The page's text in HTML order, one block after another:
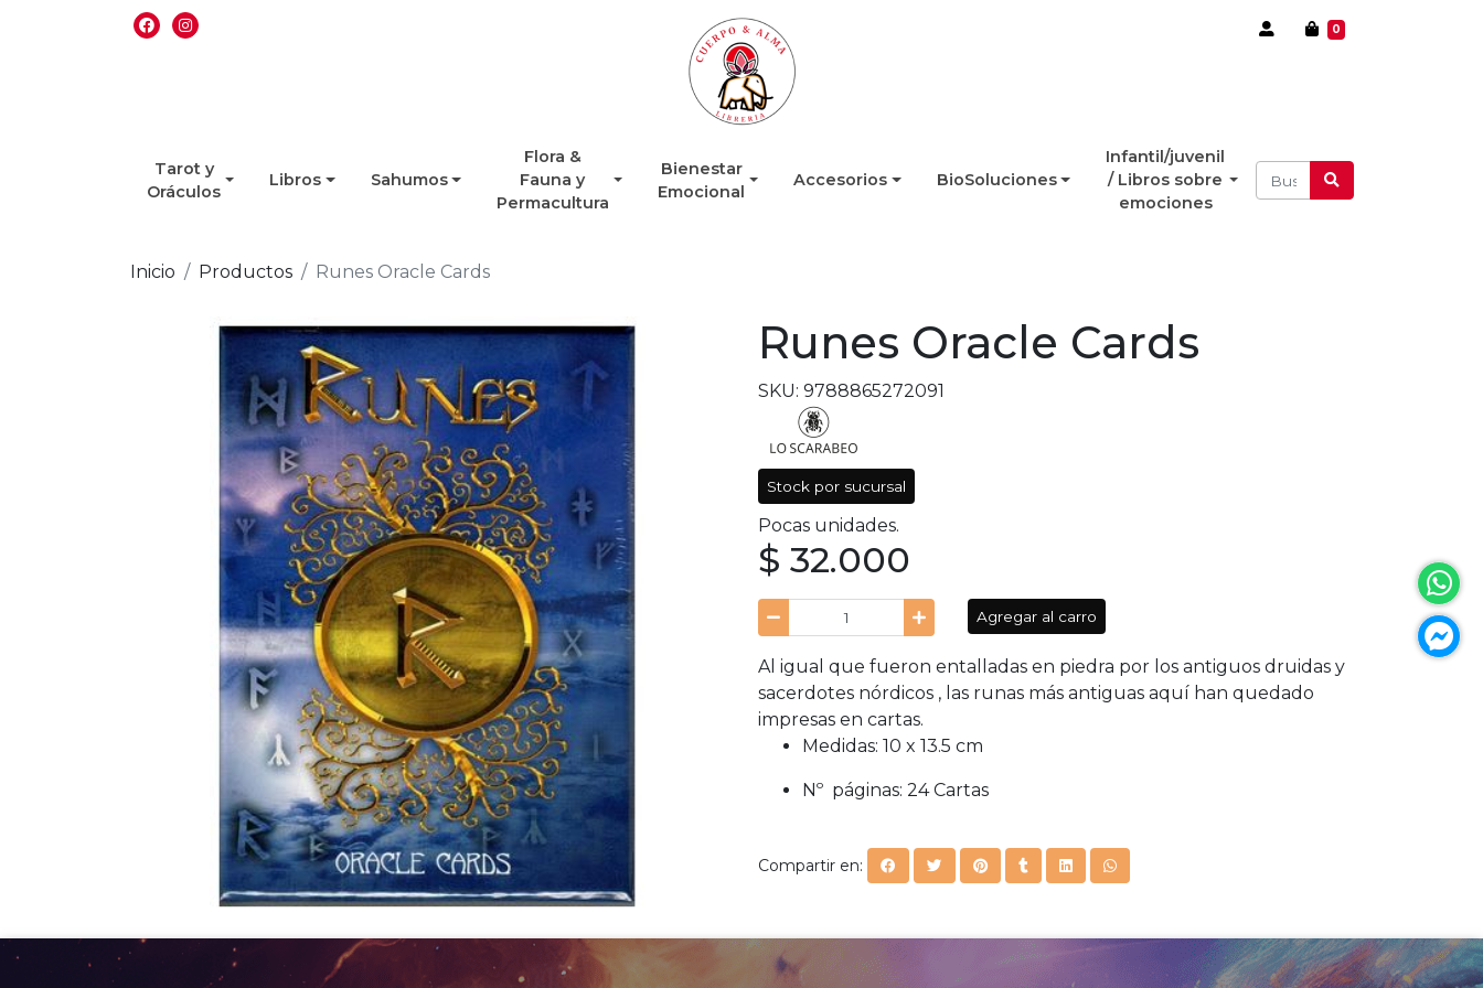
0
Tarot y
Oráculos
Libros Sahumos
Flora &
Fauna y
Permacultura
Bienestar
Emocional
Accesorios BioSoluciones
Infantil/juvenil
/ Libros sobre
emociones
Inicio Productos Runes Oracle Cards
Runes Oracle Cards
SKU: 9788865272091
Stock por sucursal
Pocas unidades.
$ 32.000
Agregar al carro
Al igual que fueron entalladas en piedra por los antiguos druidas y
sacerdotes nórdicos , las runas más antiguas aquí han quedado
impresas en cartas.
Medidas: 10 x 13.5 cm
Nº páginas: 24 Cartas
Compartir en: